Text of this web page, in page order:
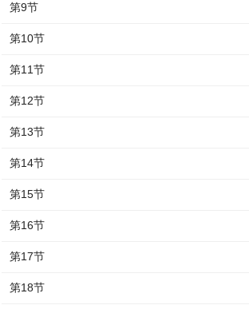
第9节
第10节
第11节
第12节
第13节
第14节
第15节
第16节
第17节
第18节